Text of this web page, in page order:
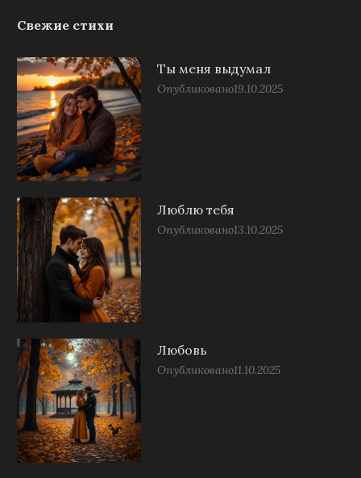
Свежие стихи
Ты меня выдумал
Опубликовано19.10.2025
Люблю тебя
Опубликовано13.10.2025
Любовь
Опубликовано11.10.2025